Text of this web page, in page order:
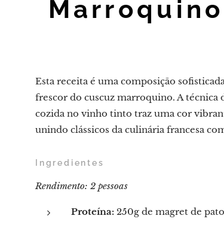
Esta receita é uma composição
frescor do cuscuz marroquino. A técnica
cozida no vinho tinto traz uma cor
unindo clássicos da culinária francesa
Ingredientes
Rendimento: 2 pessoas
Proteína: 250g de magret de pato